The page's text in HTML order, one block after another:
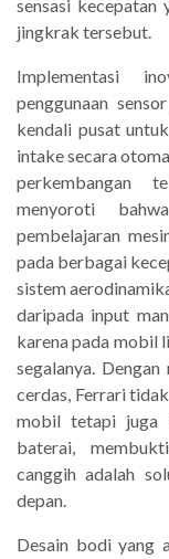
sensasi kecepatan
jingkrak tersebut.
Implementasi
penggunaan
kendali pusat
intake secara
perkembangan
menyoroti
pembelajaran
pada berbagai
sistem
daripada input
karena pada mobil
segalanya.
cerdas, Ferrari
mobil tetapi juga
baterai,
canggih adalah
depan.
Desain bodi yang